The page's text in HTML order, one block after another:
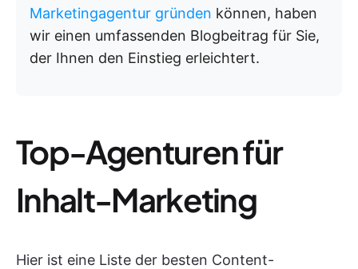
Marketingagentur gründen können, haben
wir einen umfassenden Blogbeitrag für Sie,
der Ihnen den Einstieg erleichtert.
Top-Agenturen für
Inhalt-Marketing
Hier ist eine Liste der besten Content-